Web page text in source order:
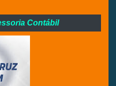
Contábil